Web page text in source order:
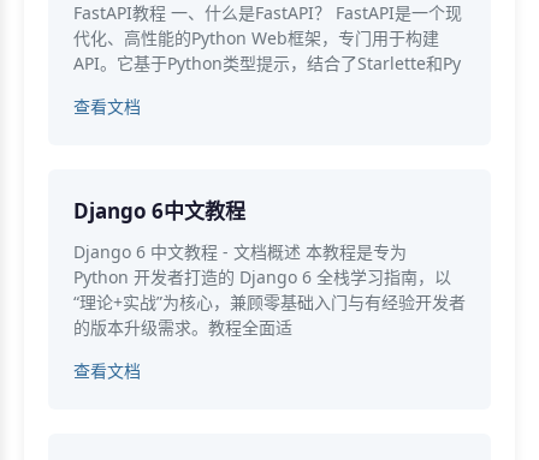
FastAPI教程 一、什么是FastAPI？ FastAPI是一个现
代化、高性能的Python Web框架，专门用于构建
API。它基于Python类型提示，结合了Starlette和Py
查看文档
Django 6中文教程
Django 6 中文教程 - 文档概述 本教程是专为
Python 开发者打造的 Django 6 全栈学习指南，以
“理论+实战”为核心，兼顾零基础入门与有经验开发者
的版本升级需求。教程全面适
查看文档